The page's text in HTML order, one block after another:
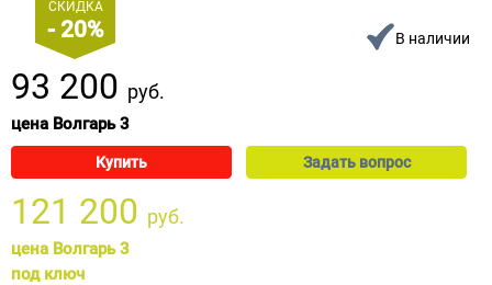
СКИДКА
- 20% В наличии
93 200 руб.
цена Волгарь 3
Купить Задать вопрос
121 200 руб.
цена Волгарь 3
под ключ